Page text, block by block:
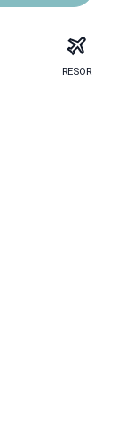
RESOR